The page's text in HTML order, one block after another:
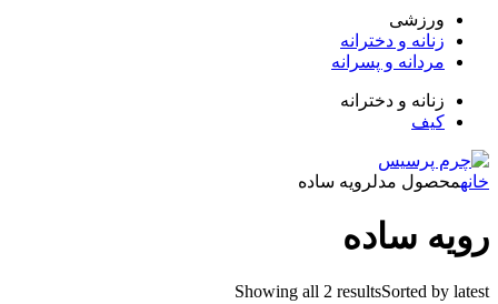
و دخترانه
و پسرانه
و دخترانه
مدلرویه ساده
ساده
Showing all 2 resultsSorted